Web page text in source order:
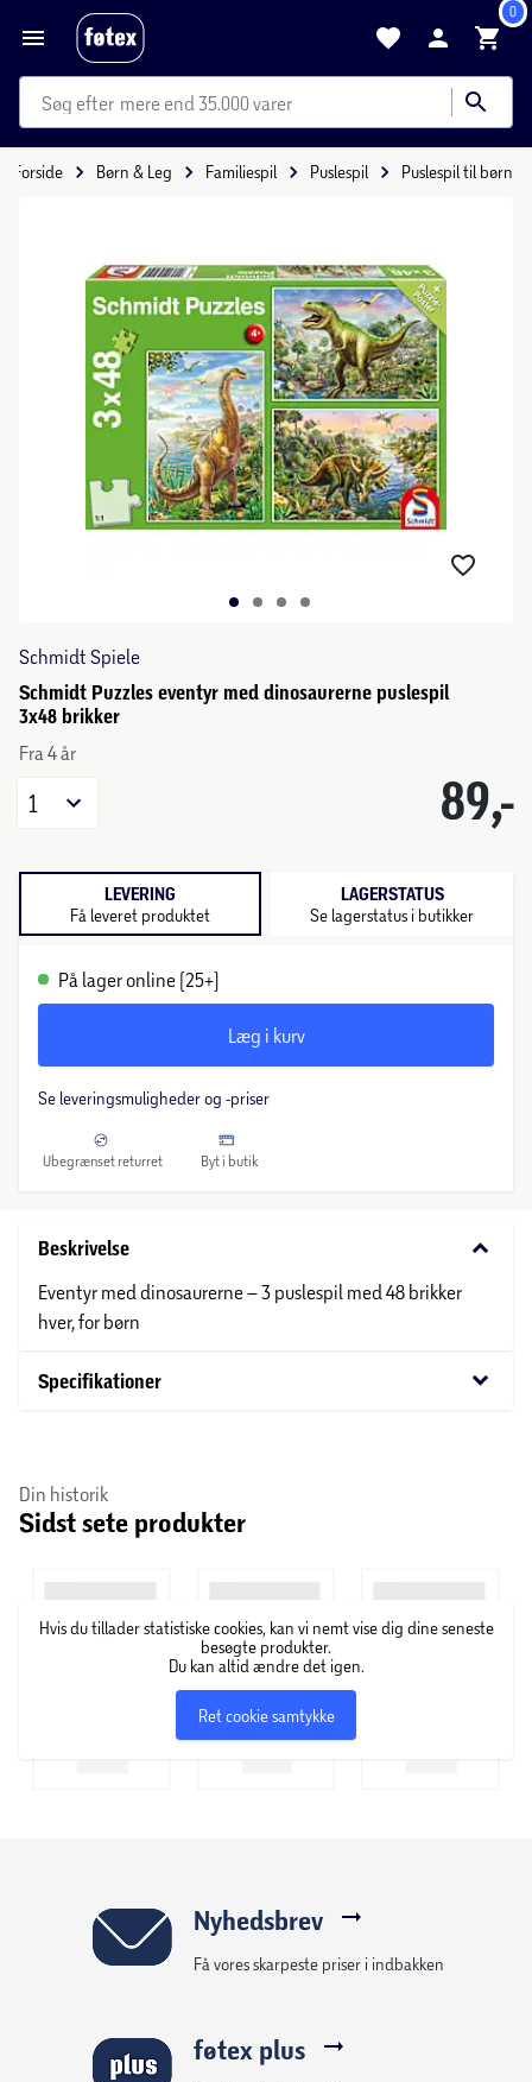
0
mere end 35.000 varer
Forside Børn & Leg Familiespil Puslespil Puslespil til børn
Schmidt Spiele
Schmidt Puzzles eventyr med dinosaurerne puslespil
3x48 brikker
Fra 4 år
89,-
1
LEVERING
Få leveret produktet
LAGERSTATUS
Se lagerstatus i butikker
På lager online (25+)
Læg i kurv
Se leveringsmuligheder og -priser
Ubegrænset returret Byt i butik
Beskrivelse keyboard_arrow_down
Eventyr med dinosaurerne – 3 puslespil med 48 brikker
hver, for børn
Specifikationer keyboard_arrow_down
Din historik
Sidst sete produkter
Hvis du tillader statistiske cookies, kan vi nemt vise dig dine seneste
besøgte produkter.
Du kan altid ændre det igen.
Ret cookie samtykke
Nyhedsbrev
Få vores skarpeste priser i indbakken
føtex plus